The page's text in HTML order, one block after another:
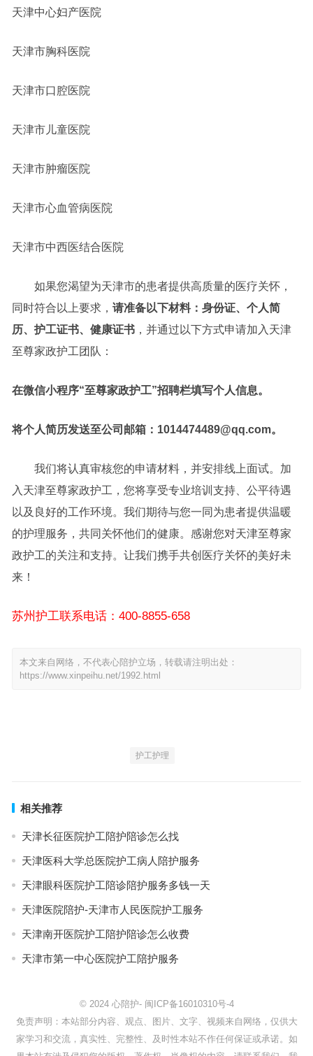
天津中心妇产医院
天津市胸科医院
天津市口腔医院
天津市儿童医院
天津市肿瘤医院
天津市心血管病医院
天津市中西医结合医院
如果您渴望为天津市的患者提供高质量的医疗关怀，
同时符合以上要求， 请准备以下材料：身份证、个人简
历、护工证书、健康证书，并通过以下方式申请加入天津
至尊家政护工团队：
在微信小程序“至尊家政护工”招聘栏填写个人信息。
将个人简历发送至公司邮箱：1014474489@qq.com。
我们将认真审核您的申请材料，并安排线上面试。加
入天津至尊家政护工，您将享受专业培训支持、公平待遇
以及良好的工作环境。我们期待与您一同为患者提供温暖
的护理服务，共同关怀他们的健康。感谢您对天津至尊家
政护工的关注和支持。让我们携手共创医疗关怀的美好未
来！
苏州护工联系电话：400-8855-658
本文来自网络，不代表心陪护立场，转载请注明出处：
https://www.xinpeihu.net/1992.html
护工护理
相关推荐
天津长征医院护工陪护陪诊怎么找
天津医科大学总医院护工病人陪护服务
天津眼科医院护工陪诊陪护服务多钱一天
天津医院陪护-天津市人民医院护工服务
天津南开医院护工陪护陪诊怎么收费
天津市第一中心医院护工陪护服务
© 2024 心陪护- 闽ICP备16010310号-4
免责声明：本站部分内容、观点、图片、文字、视频来自网络，仅供大
家学习和交流，真实性、完整性、及时性本站不作任何保证或承诺。如